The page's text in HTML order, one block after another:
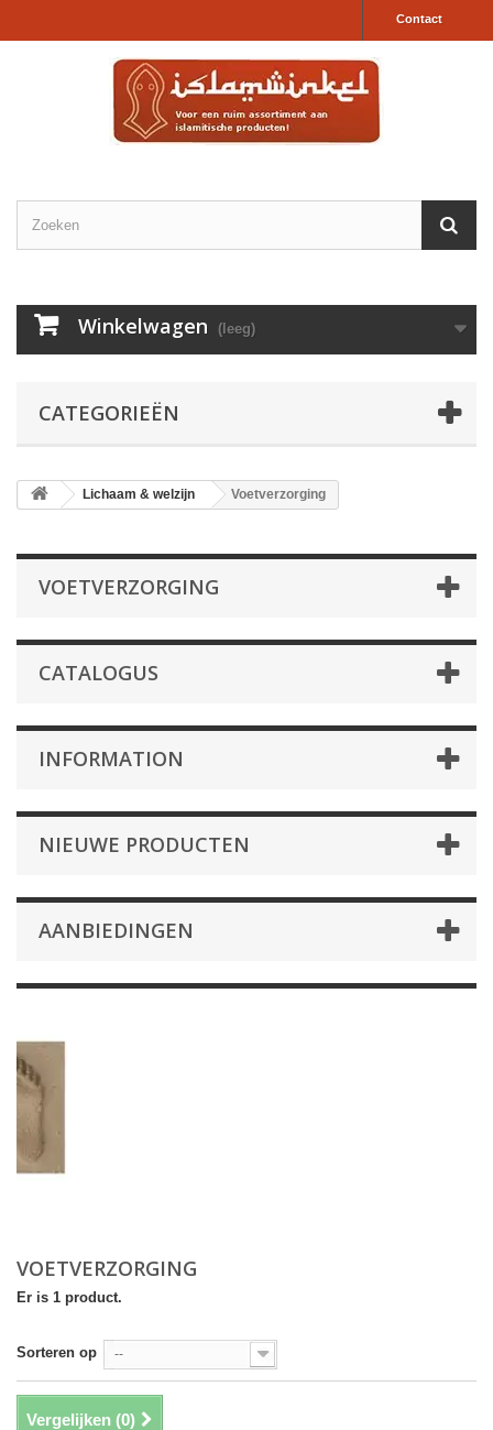
Contact
Winkelwagen (leeg)
CATEGORIEËN
Lichaam & welzijn Voetverzorging
VOETVERZORGING
CATALOGUS
INFORMATION
NIEUWE PRODUCTEN
AANBIEDINGEN
VOETVERZORGING
Er is 1 product.
Sorteren op --
Vergelijken (0)